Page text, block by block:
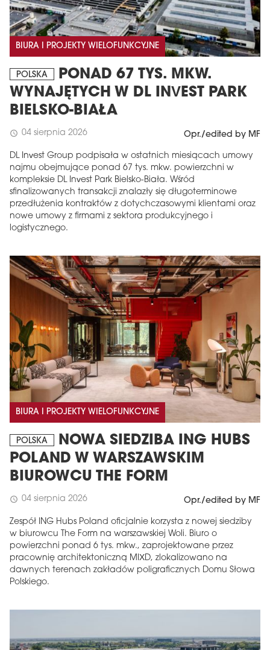
BIURA I PROJEKTY WIELOFUNKCYJNE
POLSKA
PONAD 67 TYS. MKW.
WYNAJĘTYCH W DL INVEST PARK
BIELSKO-BIAŁA
schedule 04 sierpnia 2026 Opr./edited by MF
DL Invest Group podpisała w ostatnich miesiącach umowy
najmu obejmujące ponad 67 tys. mkw. powierzchni w
kompleksie DL Invest Park Bielsko-Biała. Wśród
sfinalizowanych transakcji znalazły się długoterminowe
przedłużenia kontraktów z dotychczasowymi klientami oraz
nowe umowy z firmami z sektora produkcyjnego i
logistycznego.
BIURA I PROJEKTY WIELOFUNKCYJNE
POLSKA
NOWA SIEDZIBA ING HUBS
POLAND W WARSZAWSKIM
BIUROWCU THE FORM
schedule 04 sierpnia 2026 Opr./edited by MF
Zespół ING Hubs Poland oficjalnie korzysta z nowej siedziby
w biurowcu The Form na warszawskiej Woli. Biuro o
powierzchni ponad 6 tys. mkw., zaprojektowane przez
pracownię architektoniczną MIXD, zlokalizowano na
dawnych terenach zakładów poligraficznych Domu Słowa
Polskiego.